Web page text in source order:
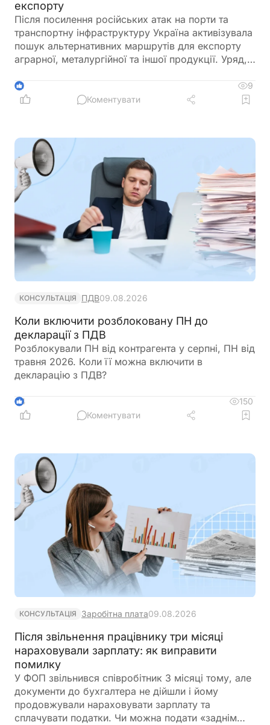
експорту
Після посилення російських атак на порти та
транспортну інфраструктуру Україна активізувала
пошук альтернативних маршрутів для експорту
аграрної, металургійної та іншої продукції. Уряд,
логістичними рішеннями та одночасно посилюють
заходи із захисту цивільного судноплавства
1
9
Коментувати
КОНСУЛЬТАЦІЯ ПДВ09.08.2026
Коли включити розблоковану ПН до
декларації з ПДВ
Розблокували ПН від контрагента у серпні, ПН від
травня 2026. Коли її можна включити в
декларацію з ПДВ?
4
150
Коментувати
КОНСУЛЬТАЦІЯ Заробітна плата09.08.2026
Після звільнення працівнику три місяці
нараховували зарплату: як виправити
помилку
У ФОП звільнився співробітник 3 місяці тому, але
документи до бухгалтера не дійшли і йому
продовжували нараховувати зарплату та
сплачувати податки. Чи можна подати «заднім